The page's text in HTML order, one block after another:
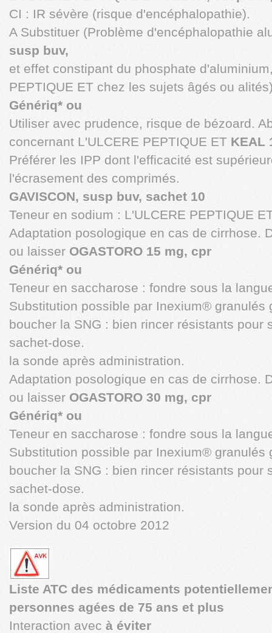
CI : IR sévère (risque d'encéphalopathie).
A Substituer (Problème d'encéphalopathie
susp buv,
et effet constipant du phosphate
PEPTIQUE ET chez les sujets âgés ou
Génériq* ou
Utiliser avec prudence, risque de bézoard.
concernant L'ULCERE PEPTIQUE ET KEAL
Préférer les IPP dont l'efficacité est
l'écrasement des comprimés.
GAVISCON, susp buv, sachet 10
Teneur en sodium : L'ULCERE PEPTIQUE
Adaptation posologique en cas de cirrhose.
ou laisser OGASTORO 15 mg, cpr
Génériq* ou
Teneur en saccharose : fondre sous la
Substitution possible par Inexium® granulés
boucher la SNG : bien rincer résistants pour
sachet-dose.
la sonde après administration.
Adaptation posologique en cas de cirrhose.
ou laisser OGASTORO 30 mg, cpr
Génériq* ou
Teneur en saccharose : fondre sous la
Substitution possible par Inexium® granulés
boucher la SNG : bien rincer résistants pour
sachet-dose.
la sonde après administration.
Version du 04 octobre 2012
Liste ATC des médicaments
personnes agées de 75 ans et plus
Interaction avec à éviter